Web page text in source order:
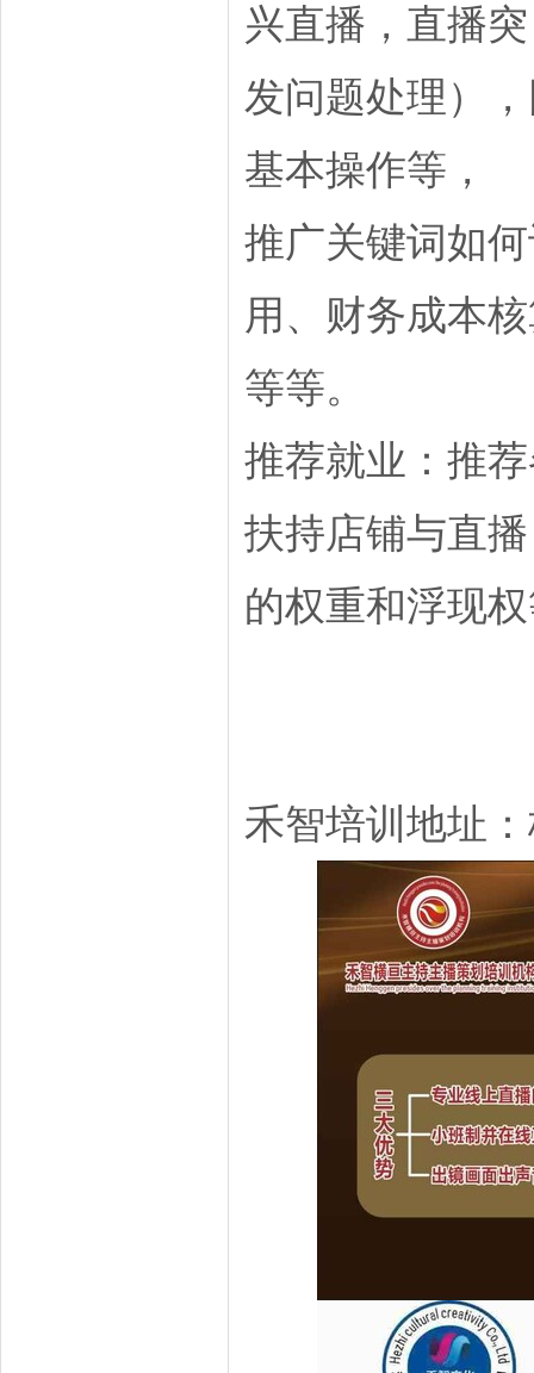
兴直播，直播突
发问题处理）
基本操作等，
推广关键词如
用、财务成本
等等。
推荐就业：推
扶持店铺与直播
的权重和浮现
禾智培训地址